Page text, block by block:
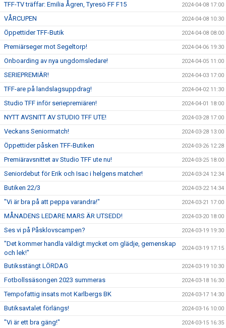
TFF-TV träffar: Emilia Ågren, Tyresö FF F15 2024-04-08 17:00
VÅRCUPEN 2024-04-08 10:30
Öppettider TFF-Butik 2024-04-08 08:00
Premiärseger mot Segeltorp! 2024-04-06 19:30
Onboarding av nya ungdomsledare! 2024-04-05 11:00
SERIEPREMIÄR! 2024-04-03 17:00
TFF-are på landslagsuppdrag! 2024-04-02 11:30
Studio TFF inför seriepremiären! 2024-04-01 18:00
NYTT AVSNITT AV STUDIO TFF UTE! 2024-03-28 17:00
Veckans Seniormatch! 2024-03-28 13:00
Öppettider påsken TFF-Butiken 2024-03-26 12:28
Premiäravsnittet av Studio TFF ute nu! 2024-03-25 18:00
Seniordebut för Erik och Isac i helgens matcher! 2024-03-24 12:34
Butiken 22/3 2024-03-22 14:34
"Vi är bra på att peppa varandra!" 2024-03-21 17:00
MÅNADENS LEDARE MARS ÄR UTSEDD! 2024-03-20 18:00
Ses vi på Påsklovscampen? 2024-03-19 19:30
"Det kommer handla väldigt mycket om glädje, gemenskap
och lek!"
2024-03-19 17:15
Butiksstängt LÖRDAG 2024-03-19 10:30
Fotbollssäsongen 2023 summeras 2024-03-18 16:30
Tempofattig insats mot Karlbergs BK 2024-03-17 14:30
Butiksavtalet förlängs! 2024-03-16 10:00
"Vi är ett bra gäng!" 2024-03-15 16:35